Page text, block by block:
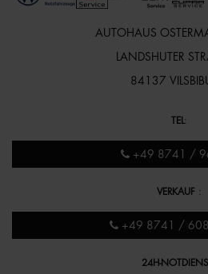
AUTOHAUS
LANDSHUTER
84137
TEL :
+49 8741 /
VERKAUF :
+49 8741 /
24H-